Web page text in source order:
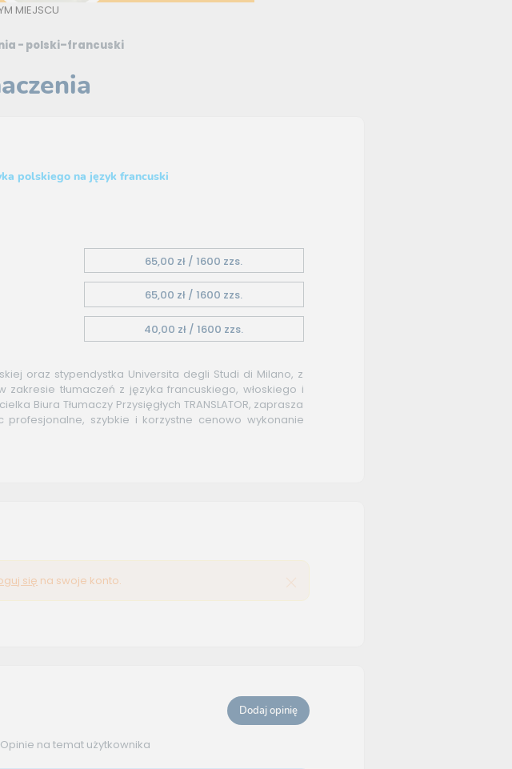
MIEJSCU
- polski–francuski
polskiego na język francuski
65,00 zł / 1600 zzs.
65,00 zł / 1600 zzs.
40,00 zł / 1600 zzs.
oraz stypendystka Universita degli Studi di Milano, z
zakresie tłumaczeń z języka francuskiego, włoskiego i
Biura Tłumaczy Przysięgłych TRANSLATOR, zaprasza
profesjonalne, szybkie i korzystne cenowo wykonanie
się na swoje konto.
Dodaj opinię
Opinie na temat użytkownika